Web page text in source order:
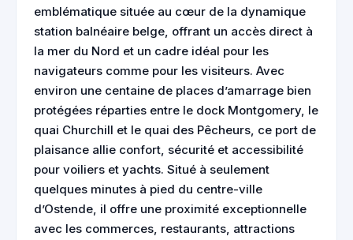
emblématique située au cœur de la dynamique
station balnéaire belge, offrant un accès direct à
la mer du Nord et un cadre idéal pour les
navigateurs comme pour les visiteurs. Avec
environ une centaine de places d’amarrage bien
protégées réparties entre le dock Montgomery, le
quai Churchill et le quai des Pêcheurs, ce port de
plaisance allie confort, sécurité et accessibilité
pour voiliers et yachts. Situé à seulement
quelques minutes à pied du centre-ville
d’Ostende, il offre une proximité exceptionnelle
avec les commerces, restaurants, attractions